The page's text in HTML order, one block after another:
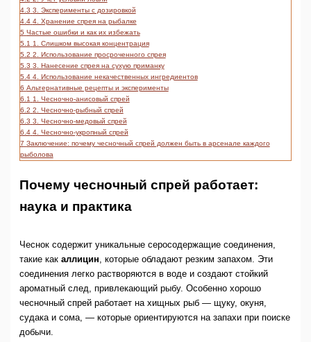
4.3 3. Эксперименты с дозировкой
4.4 4. Хранение спрея на рыбалке
5 Частые ошибки и как их избежать
5.1 1. Слишком высокая концентрация
5.2 2. Использование просроченного спрея
5.3 3. Нанесение спрея на сухую приманку
5.4 4. Использование некачественных ингредиентов
6 Альтернативные рецепты и эксперименты
6.1 1. Чесночно-анисовый спрей
6.2 2. Чесночно-рыбный спрей
6.3 3. Чесночно-медовый спрей
6.4 4. Чесночно-укропный спрей
7 Заключение: почему чесночный спрей должен быть в арсенале каждого
рыболова
Почему чесночный спрей работает:
наука и практика
Чеснок содержит уникальные серосодержащие соединения,
такие как аллицин , которые обладают резким запахом. Эти
соединения легко растворяются в воде и создают стойкий
ароматный след, привлекающий рыбу. Особенно хорошо
чесночный спрей работает на хищных рыб — щуку, окуня,
судака и сома, — которые ориентируются на запахи при поиске
добычи.